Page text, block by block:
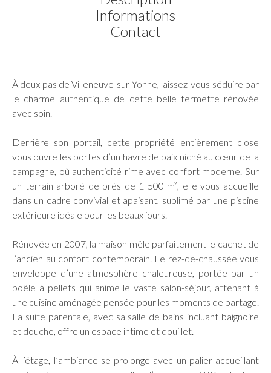
Informations
Contact
À deux pas de Villeneuve-sur-Yonne, laissez-vous séduire par
le charme authentique de cette belle fermette rénovée
avec soin.
Derrière son portail, cette propriété entièrement close
vous ouvre les portes d’un havre de paix niché au cœur de la
campagne, où authenticité rime avec confort moderne. Sur
un terrain arboré de près de 1 500 m², elle vous accueille
dans un cadre convivial et apaisant, sublimé par une piscine
extérieure idéale pour les beaux jours.
Rénovée en 2007, la maison mêle parfaitement le cachet de
l’ancien au confort contemporain. Le rez-de-chaussée vous
enveloppe d’une atmosphère chaleureuse, portée par un
poêle à pellets qui anime le vaste salon-séjour, attenant à
une cuisine aménagée pensée pour les moments de partage.
La suite parentale, avec sa salle de bains incluant baignoire
et douche, offre un espace intime et douillet.
À l’étage, l’ambiance se prolonge avec un palier accueillant